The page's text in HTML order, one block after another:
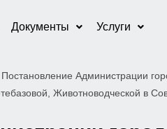
Документы Услуги
Постановление Администрации
Животноводческой в